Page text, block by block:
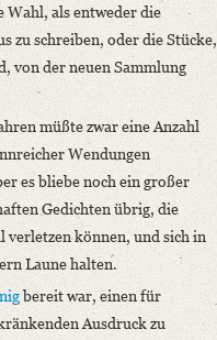
als entweder die
zu schreiben, oder die Stücke,
von der neuen Sammlung
müßte zwar eine Anzahl
Wendungen
es bliebe noch ein großer
Gedichten übrig, die
verletzen können, und sich in
Laune halten.
bereit war, einen für
Ausdruck zu